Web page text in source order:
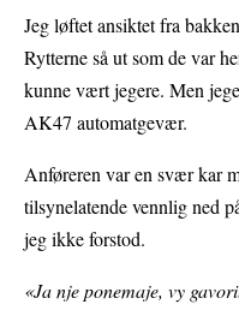
Jeg løftet ansiktet fra
Rytterne så ut som de var
kunne vært jegere. Men
AK47 automatgevær.
Anføreren var en svær kar
tilsynelatende vennlig ned
jeg ikke forstod.
«Ja nje ponemaje, vy